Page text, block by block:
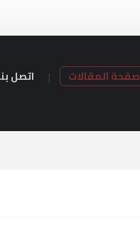
صفحة المقالات اتصل